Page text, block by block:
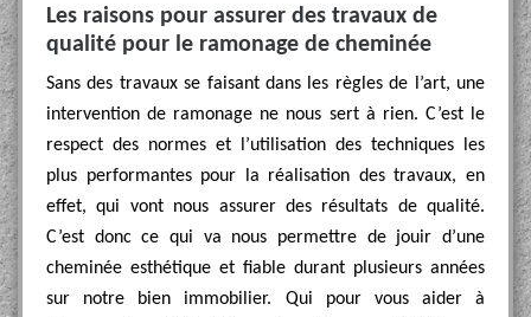
Les raisons pour assurer des travaux de
qualité pour le ramonage de cheminée
Sans des travaux se faisant dans les règles de l’art, une
intervention de ramonage ne nous sert à rien. C’est le
respect des normes et l’utilisation des techniques les
plus performantes pour la réalisation des travaux, en
effet, qui vont nous assurer des résultats de qualité.
C’est donc ce qui va nous permettre de jouir d’une
cheminée esthétique et fiable durant plusieurs années
sur notre bien immobilier. Qui pour vous aider à